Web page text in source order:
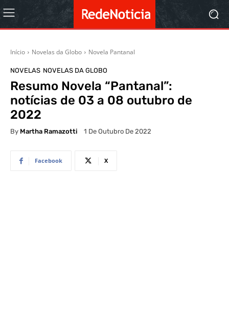
Início Novelas da Globo Novela Pantanal
NOVELAS NOVELAS DA GLOBO
Resumo Novela “Pantanal”:
notícias de 03 a 08 outubro de
2022
By Martha Ramazotti 1 De Outubro De 2022
Facebook X